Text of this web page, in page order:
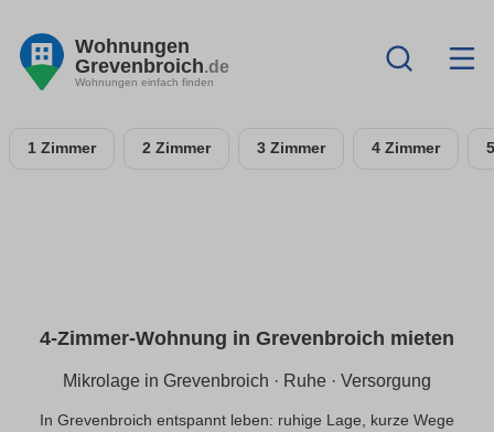
Wohnungen
Grevenbroich.de
Wohnungen einfach finden
1 Zimmer 2 Zimmer 3 Zimmer 4 Zimmer
4-Zimmer-Wohnung in Grevenbroich mieten
Mikrolage in Grevenbroich · Ruhe · Versorgung
In Grevenbroich entspannt leben: ruhige Lage, kurze Wege